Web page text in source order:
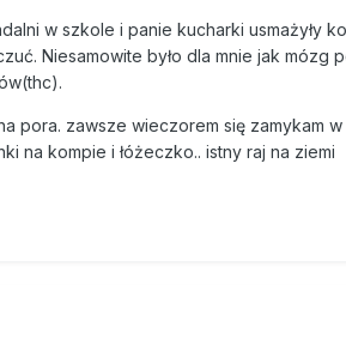
w szkole i panie kucharki usmażyły
Niesamowite było dla mnie jak mózg
pora. zawsze wieczorem się zamykam
na kompie i łóżeczko.. istny raj na ziemi